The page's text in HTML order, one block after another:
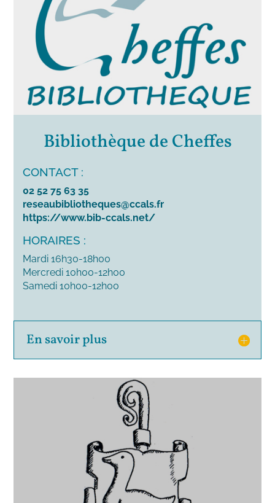
Bibliothèque de Cheffes
CONTACT :
02 52 75 63 35
reseaubibliotheques@ccals.fr
https://www.bib-ccals.net/
HORAIRES :
Mardi 16h30-18h00
Mercredi 10h00-12h00
Samedi 10h00-12h00
En savoir plus